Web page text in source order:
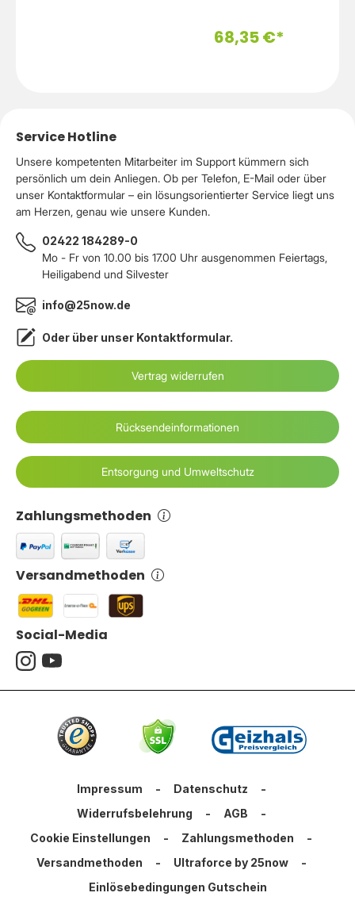
68,35 €*
Service Hotline
Unsere kompetenten Mitarbeiter im Support kümmern sich
persönlich um dein Anliegen. Ob per Telefon, E-Mail oder über
unser Kontaktformular – ein lösungsorientierter Service liegt uns
am Herzen, genau wie unsere Kunden.
02422 184289-0
Mo - Fr von 10.00 bis 17.00 Uhr ausgenommen Feiertags,
Heiligabend und Silvester
info@25now.de
Oder über unser Kontaktformular.
Vertrag widerrufen
Zahlungsmethoden
Versandmethoden
Rücksendeinformationen
Entsorgung und Umweltschutz
Social-Media
Impressum - Datenschutz
-
Widerrufsbelehrung
- AGB
-
Cookie Einstellungen
- Zahlungsmethoden
-
Versandmethoden
- Ultraforce by 25now
-
Einlösebedingungen Gutschein